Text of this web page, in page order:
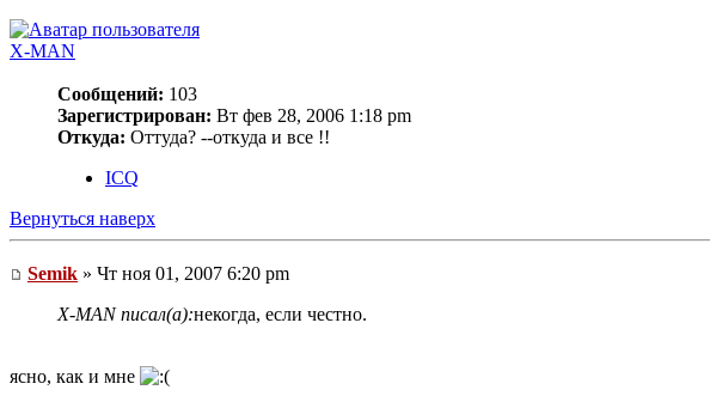
X-MAN
Сообщений: 103
Зарегистрирован: Вт фев 28, 2006 1:18 pm
Откуда: Оттуда? --откуда и все !!
ICQ
Вернуться наверх
Semik » Чт ноя 01, 2007 6:20 pm
X-MAN писал(а):некогда, если честно.
ясно, как и мне